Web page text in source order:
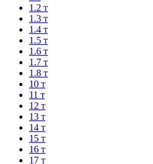
1.2 т
1.3 т
1.4 т
1.5 т
1.6 т
1.7 т
1.8 т
10 т
11 т
12 т
13 т
14 т
15 т
16 т
17 т